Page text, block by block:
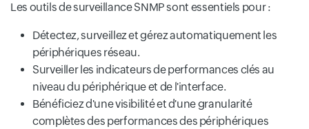
Les outils de surveillance SNMP sont essentiels pour :
Détectez, surveillez et gérez automatiquement les
périphériques réseau.
Surveiller les indicateurs de performances clés au
niveau du périphérique et de l'interface.
Bénéficiez d'une visibilité et d'une granularité
complètes des performances des périphériques